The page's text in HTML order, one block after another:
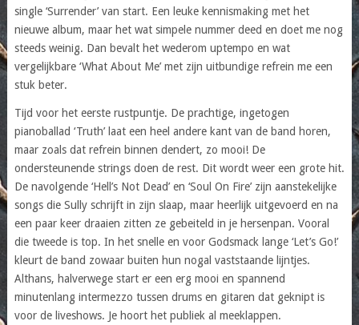
single ‘Surrender’ van start. Een leuke kennismaking met het
nieuwe album, maar het wat simpele nummer deed en doet me nog
steeds weinig. Dan bevalt het wederom uptempo en wat
vergelijkbare ‘What About Me’ met zijn uitbundige refrein me een
stuk beter.
Tijd voor het eerste rustpuntje. De prachtige, ingetogen
pianoballad ‘Truth’ laat een heel andere kant van de band horen,
maar zoals dat refrein binnen dendert, zo mooi! De
ondersteunende strings doen de rest. Dit wordt weer een grote hit.
De navolgende ‘Hell’s Not Dead’ en ‘Soul On Fire’ zijn aanstekelijke
songs die Sully schrijft in zijn slaap, maar heerlijk uitgevoerd en na
een paar keer draaien zitten ze gebeiteld in je hersenpan. Vooral
die tweede is top. In het snelle en voor Godsmack lange ‘Let’s Go!’
kleurt de band zowaar buiten hun nogal vaststaande lijntjes.
Althans, halverwege start er een erg mooi en spannend
minutenlang intermezzo tussen drums en gitaren dat geknipt is
voor de liveshows. Je hoort het publiek al meeklappen.